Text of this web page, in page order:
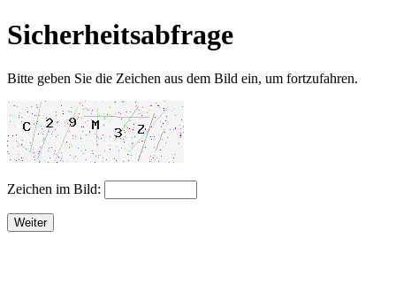
Sicherheitsabfrage
Bitte geben Sie die Zeichen aus dem Bild ein, um fortzufahren.
Zeichen im Bild:
Weiter